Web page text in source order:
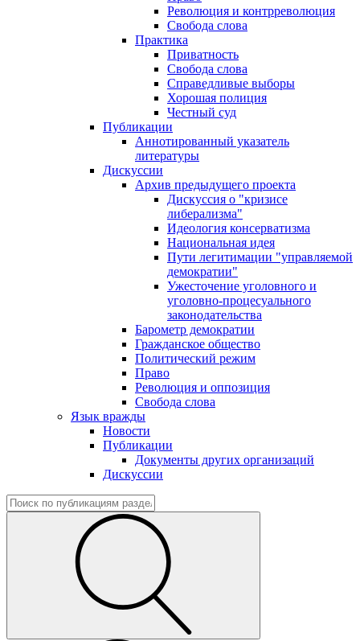
Революция и контрреволюция
Свобода слова
Практика
Приватность
Свобода слова
Справедливые выборы
Хорошая полиция
Честный суд
Публикации
Аннотированный указатель
литературы
Дискуссии
Архив предыдущего проекта
Дискуссия о "кризисе
либерализма"
Идеология консерватизма
Национальная идея
Пути легитимации "управляемой
демократии"
Ужесточение уголовного и
уголовно-процесуального
законодательства
Барометр демократии
Гражданское общество
Политический режим
Право
Революция и оппозиция
Свобода слова
Язык вражды
Новости
Публикации
Документы других организаций
Дискуссии